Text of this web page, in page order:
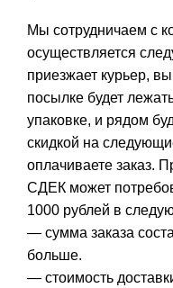
Мы сотрудничаем с
осуществляется
приезжает курьер,
посылке будет
упаковке, и рядом
скидкой на
оплачиваете заказ.
СДЕК может
1000 рублей в
— сумма заказа
больше.
— стоимость